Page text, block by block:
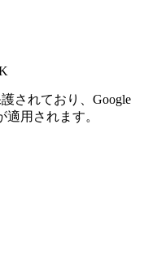
されており、Google
適用されます。